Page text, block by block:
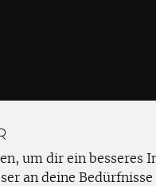
um dir ein besseres
an deine Bedürfnisse
HAUSHALT &